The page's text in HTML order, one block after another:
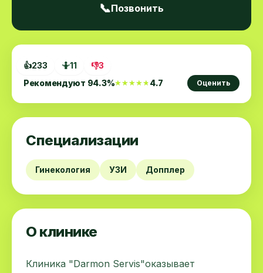
👍233 🤷11 👎3
Рекомендуют 94.3%★★★★★
★★★★★4.7 Оценить
Специализации
Гинекология УЗИ Допплер
О клинике
Клиника "Darmon Servis"оказывает
📞Позвонить